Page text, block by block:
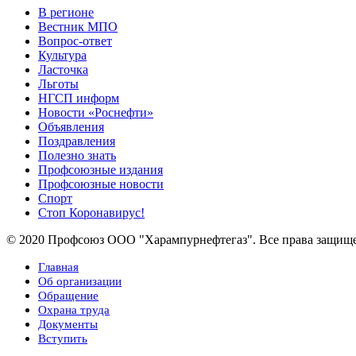
В регионе
Вестник МПО
Вопрос-ответ
Культура
Ласточка
Льготы
НГСП информ
Новости «Роснефти»
Объявления
Поздравления
Полезно знать
Профсоюзные издания
Профсоюзные новости
Спорт
Стоп Коронавирус!
© 2020 Профсоюз ООО "Харампурнефтегаз". Все права
Главная
Об организации
Обращение
Охрана труда
Документы
Вступить